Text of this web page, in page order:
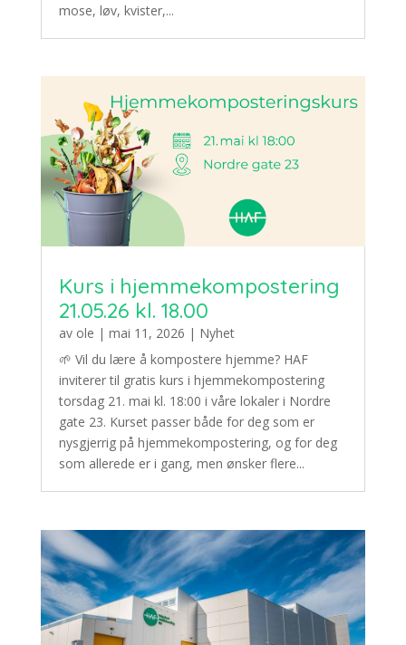
mose, løv, kvister,...
Kurs i hjemmekompostering
21.05.26 kl. 18.00
av ole | mai 11, 2026 | Nyhet
🌱 Vil du lære å kompostere hjemme? HAF
inviterer til gratis kurs i hjemmekompostering
torsdag 21. mai kl. 18:00 i våre lokaler i Nordre
gate 23. Kurset passer både for deg som er
nysgjerrig på hjemmekompostering, og for deg
som allerede er i gang, men ønsker flere...